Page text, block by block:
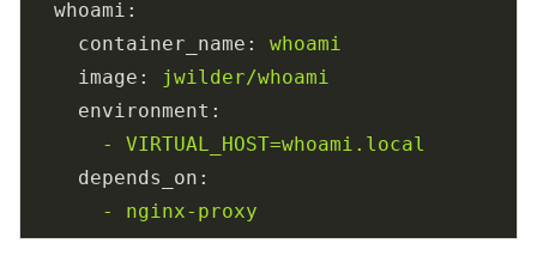
whoami:
container_name:
whoami
image:
jwilder/whoami
environment:
-
VIRTUAL_HOST=whoami.local
depends_on:
-
nginx-proxy